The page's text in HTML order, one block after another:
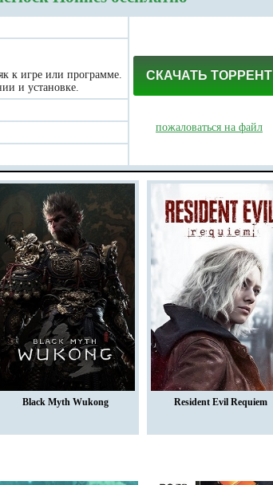
СКАЧАТЬ ТОРРЕНТ
пожаловаться на файл
к игре или программе.
и установке.
Black Myth Wukong Resident Evil Requiem